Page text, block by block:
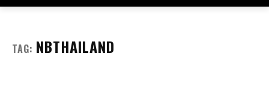
TAG: NBTHAILAND